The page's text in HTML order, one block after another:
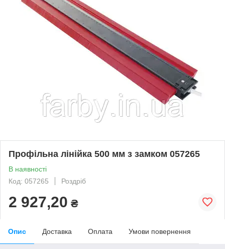
Профільна лінійка 500 мм з замком 057265
В наявності
Код: 057265
Роздріб
2 927,20 ₴
Опис Доставка Оплата Умови повернення